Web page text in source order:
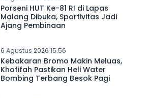
Porseni HUT Ke-81 RI di Lapas
Malang Dibuka, Sportivitas Jadi
Ajang Pembinaan
6 Agustus 2026 15.56
Kebakaran Bromo Makin Meluas,
Khofifah Pastikan Heli Water
Bombing Terbang Besok Pagi